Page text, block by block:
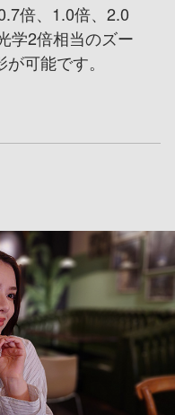
倍、1.0倍、2.0
学2倍相当のズー
可能です。